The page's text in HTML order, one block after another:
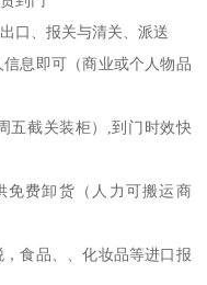
口、报关与清关、派送
息即可（商业或个人物品
五截关装柜）,到门时效快
免费卸货（人力可搬运商
食品、、化妆品等进口报